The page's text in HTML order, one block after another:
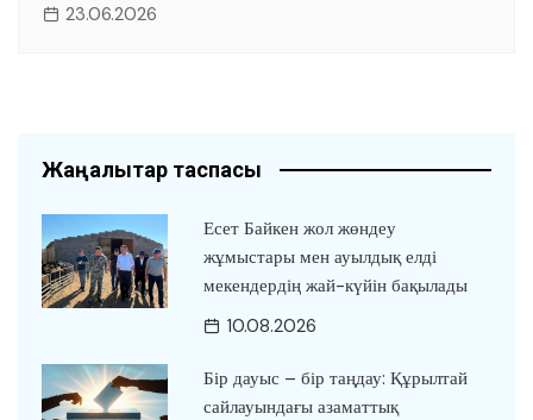
23.06.2026
Жаңалықтар таспасы
Есет Байкен жол жөндеу
жұмыстары мен ауылдық елді
мекендердің жай-күйін бақылады
10.08.2026
Бір дауыс – бір таңдау: Құрылтай
сайлауындағы азаматтық